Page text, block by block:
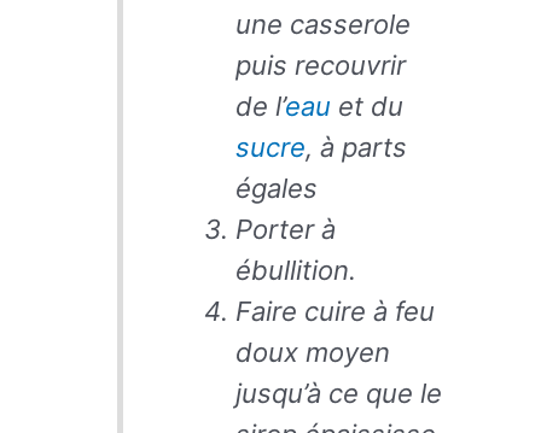
une casserole
puis recouvrir
de l’eau et du
sucre, à parts
égales
Porter à
ébullition.
Faire cuire à feu
doux moyen
jusqu’à ce que le